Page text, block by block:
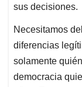
sus decisiones.
Necesitamos
diferencias
solamente
democracia